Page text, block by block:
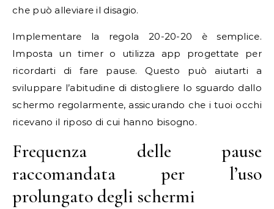
che può alleviare il disagio.
Implementare la regola 20-20-20 è semplice.
Imposta un timer o utilizza app progettate per
ricordarti di fare pause. Questo può aiutarti a
sviluppare l’abitudine di distogliere lo sguardo dallo
schermo regolarmente, assicurando che i tuoi occhi
ricevano il riposo di cui hanno bisogno.
Frequenza delle pause
raccomandata per l’uso
prolungato degli schermi